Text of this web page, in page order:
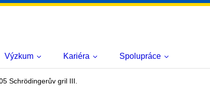
Výzkum Kariéra Spolupráce
Schrödingerův gril III.